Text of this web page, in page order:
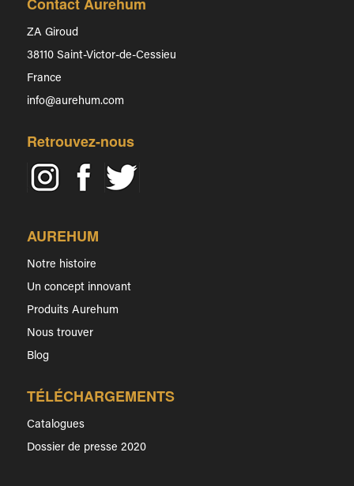
ZA Giroud
38110 Saint-Victor-de-Cessieu
France
info@aurehum.com
Retrouvez-nous
AUREHUM
Notre histoire
Un concept innovant
Produits Aurehum
Nous trouver
Blog
TÉLÉCHARGEMENTS
Catalogues
Dossier de presse 2020